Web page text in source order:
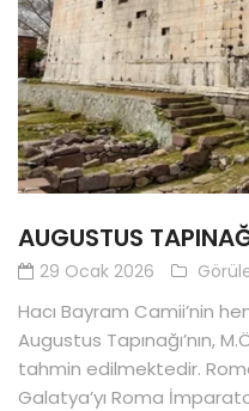
AUGUSTUS
29 Ocak 2026
Hacı Bayram Camii’nin
Augustus Tapınağı’nın,
tahmin edilmektedir.
Galatya’yı Roma